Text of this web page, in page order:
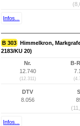
Infos...
B 303 Himmelkron,
2183/KU 20)
Nr.
12.740
(12.311)
B-
DTV
8.056
Infos...